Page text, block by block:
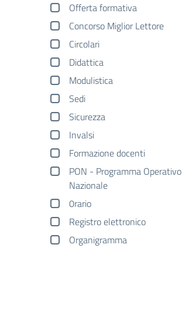
Offerta formativa
Concorso Miglior Lettore
Circolari
Didattica
Modulistica
Sedi
Sicurezza
Invalsi
Formazione docenti
PON - Programma Operativo
Nazionale
0rario
Registro elettronico
Organigramma